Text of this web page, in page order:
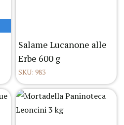
Salame Lucanone alle
Erbe 600 g
SKU: 983